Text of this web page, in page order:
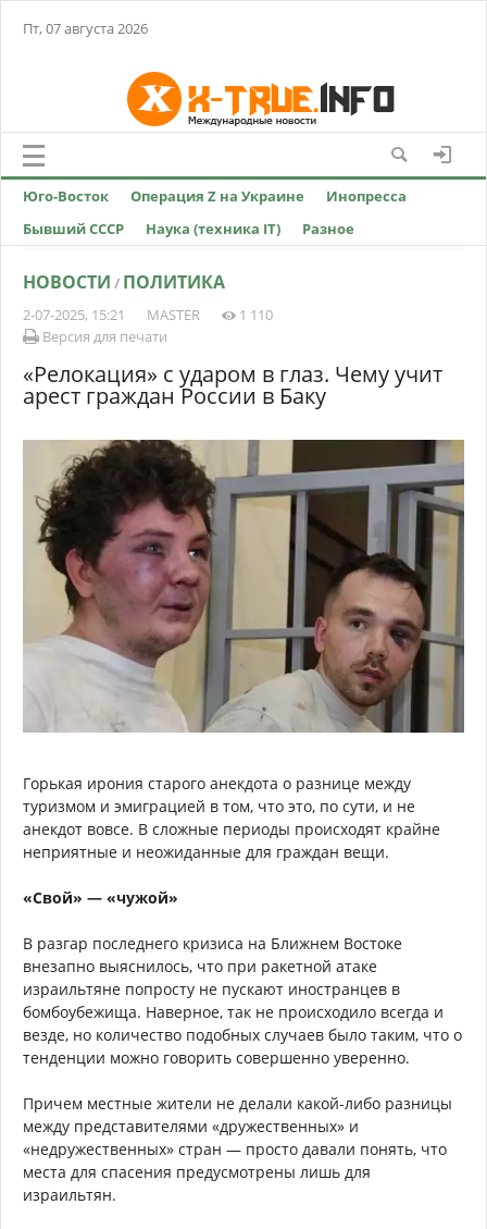
Пт, 07 августа 2026
Юго-Восток Операция Z на Украине
Инопресса
Бывший СССР
Наука (техника IT) Разное
НОВОСТИ / ПОЛИТИКА
2-07-2025, 15:21 MASTER
1 110
Версия для печати
«Релокация» с ударом в глаз. Чему учит
арест граждан России в Баку
Горькая ирония старого анекдота о разнице между
туризмом и эмиграцией в том, что это, по сути, и не
анекдот вовсе. В сложные периоды происходят крайне
неприятные и неожиданные для граждан вещи.
«Свой» — «чужой»
В разгар последнего кризиса на Ближнем Востоке
внезапно выяснилось, что при ракетной атаке
израильтяне попросту не пускают иностранцев в
бомбоубежища. Наверное, так не происходило всегда и
везде, но количество подобных случаев было таким, что о
тенденции можно говорить совершенно уверенно.
Причем местные жители не делали какой-либо разницы
между представителями «дружественных» и
«недружественных» стран — просто давали понять, что
места для спасения предусмотрены лишь для
израильтян.